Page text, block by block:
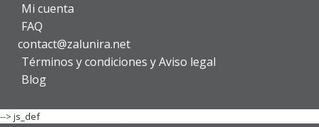
Mi cuenta
FAQ
contact@zalunira.net
Términos y condiciones y Aviso legal
Blog
--> js_def